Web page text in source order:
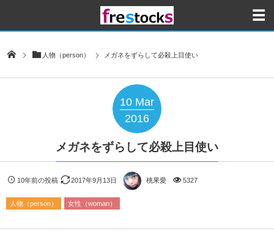
人物（person） メガネをずらして必殺上目使い
10 Mar
2016
メガネをずらして必殺上目使い
10年前の投稿 2017年9月13日 桃果愛 5327
人物（person） 女性（woman）